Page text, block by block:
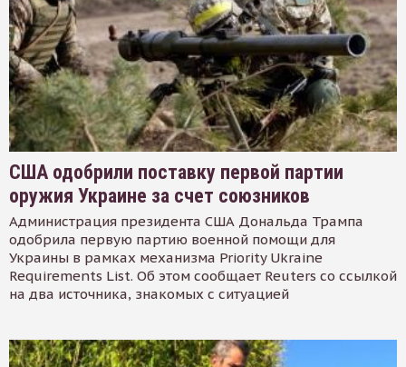
США одобрили поставку первой партии
оружия Украине за счет союзников
Администрация президента США Дональда Трампа
одобрила первую партию военной помощи для
Украины в рамках механизма Priority Ukraine
Requirements List. Об этом сообщает Reuters со ссылкой
на два источника, знакомых с ситуацией